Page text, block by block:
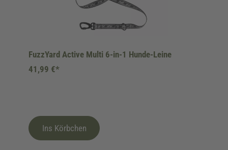
FuzzYard Active Multi 6-in-1 Hunde-Leine
41,99 €*
Ins Körbchen